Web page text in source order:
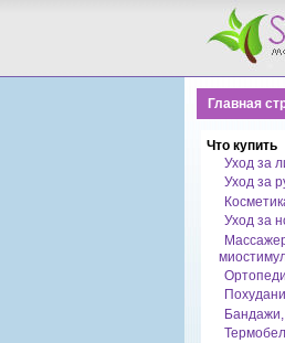
Главная
Что купить
Уход за
Уход за
Уход за